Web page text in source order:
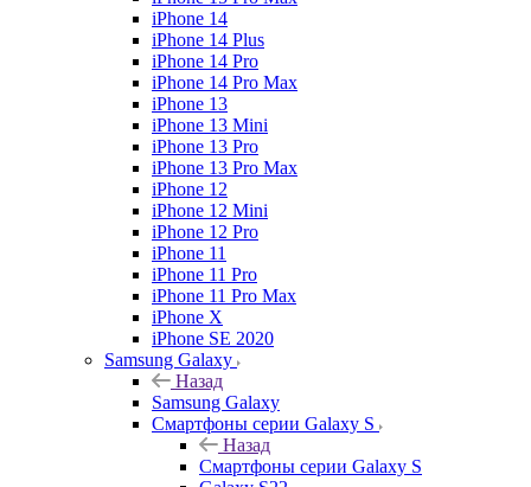
iPhone 14
iPhone 14 Plus
iPhone 14 Pro
iPhone 14 Pro Max
iPhone 13
iPhone 13 Mini
iPhone 13 Pro
iPhone 13 Pro Max
iPhone 12
iPhone 12 Mini
iPhone 12 Pro
iPhone 11
iPhone 11 Pro
iPhone 11 Pro Max
iPhone X
iPhone SE 2020
Samsung Galaxy
Назад
Samsung Galaxy
Смартфоны серии Galaxy S
Назад
Смартфоны серии Galaxy S